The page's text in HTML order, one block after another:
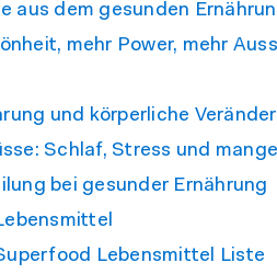
aus dem gesunden
mehr Power, mehr
und körperliche
Schlaf, Stress und
bei gesunder Ernährung
Lebensmittel Liste